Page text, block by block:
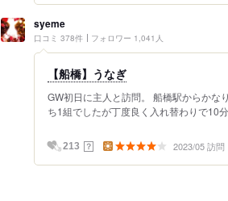
syeme
口コミ 378件 フォロワー 1,041人
【船橋】うなぎ
GW初日に主人と訪問。 船橋駅からかな
ち1組でしたが丁度良く入れ替わりで10
213 ？ 2023/05 訪問